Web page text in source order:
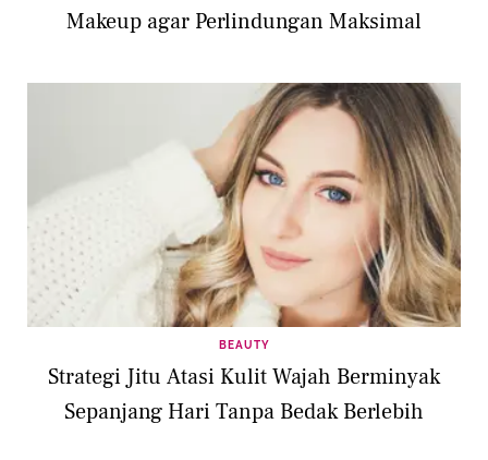
Makeup agar Perlindungan Maksimal
BEAUTY
Strategi Jitu Atasi Kulit Wajah Berminyak
Sepanjang Hari Tanpa Bedak Berlebih